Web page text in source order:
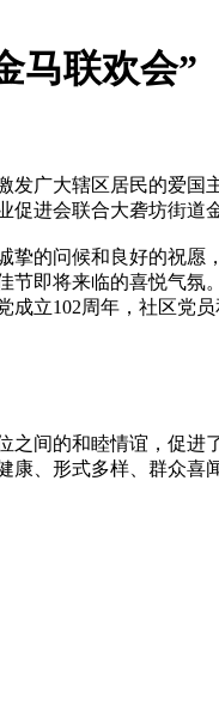
马联欢会”
广大辖区居民的爱
进会联合大砻坊街道
的问候和良好的祝
即将来临的喜悦气
立102周年，社区党
间的和睦情谊，促
、形式多样、群众